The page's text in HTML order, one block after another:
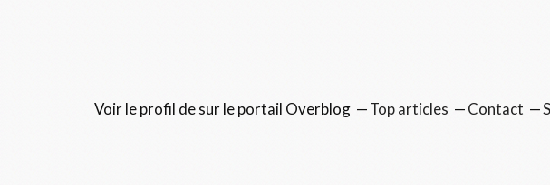
Voir le profil desur le portail Overblog Top articles Contact